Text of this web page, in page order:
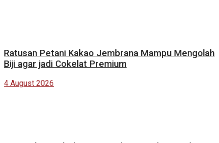
Ratusan Petani Kakao Jembrana Mampu Mengolah
Biji agar jadi Cokelat Premium
4 August 2026